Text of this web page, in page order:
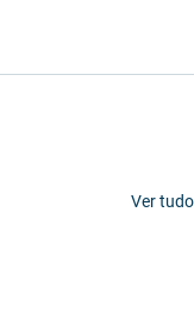
Ver tudo